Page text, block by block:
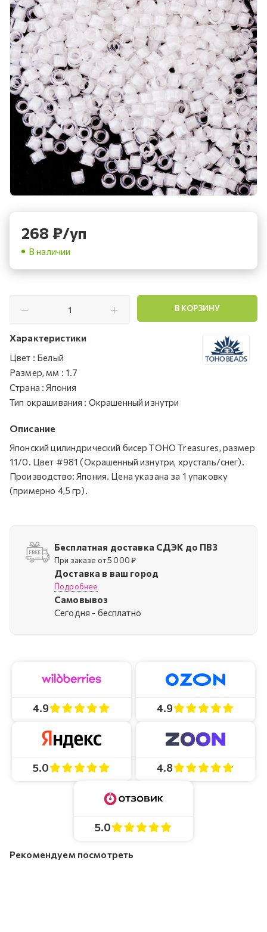
268 ₽/уп
В наличии
В КОРЗИНУ
Характеристики
Цвет : Белый
Размер, мм : 1.7
Страна : Япония
Тип окрашивания : Окрашенный изнутри
Описание
Японский цилиндрический бисер TOHO Treasures, размер
11/0. Цвет #981 (Окрашенный изнутри, хрусталь/снег).
Производство: Япония. Цена указана за 1 упаковку
(примерно 4,5 гр).
Бесплатная доставка СДЭК до ПВЗ
При заказе от 5 000 ₽
Доставка в ваш город
Подробнее
Самовывоз
Cегодня - бесплатно
4.9 4.9
5.0 4.8
5.0
Рекомендуем посмотреть